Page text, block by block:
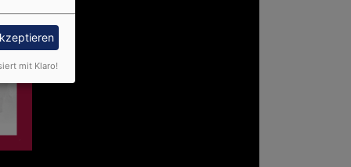
mit Klaro!